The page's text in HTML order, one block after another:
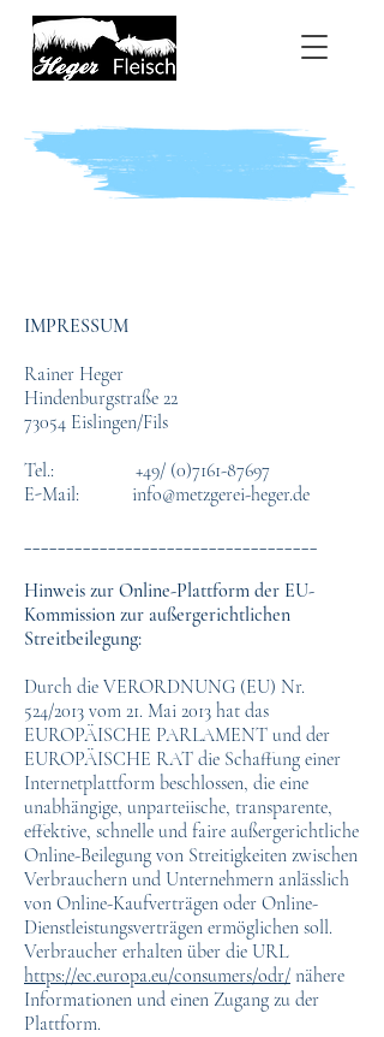
IMPRESSUM
Rainer Heger
Hindenburgstraße 22
73054 Eislingen/Fils
Tel.: +49/ (0)7161-87697
E-Mail: info@metzgerei-heger.de
___________________________________
Hinweis zur Online-Plattform der EU-
Kommission zur außergerichtlichen
Streitbeilegung:
Durch die VERORDNUNG (EU) Nr.
524/2013 vom 21. Mai 2013 hat das
EUROPÄISCHE PARLAMENT und der
EUROPÄISCHE RAT die Schaffung einer
Internetplattform beschlossen, die eine
unabhängige, unparteiische, transparente,
effektive, schnelle und faire außergerichtliche
Online-Beilegung von Streitigkeiten zwischen
Verbrauchern und Unternehmern anlässlich
von Online-Kaufverträgen oder Online-
Dienstleistungsverträgen ermöglichen soll.
Verbraucher erhalten über die URL
https://ec.europa.eu/consumers/odr/ nähere
Informationen und einen Zugang zu der
Plattform.